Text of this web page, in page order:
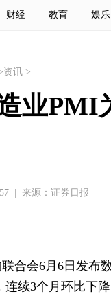
财经 教育 娱乐
资讯 >
业PMI
来源：证券日报
合会6月6日发布
续3个月环比下